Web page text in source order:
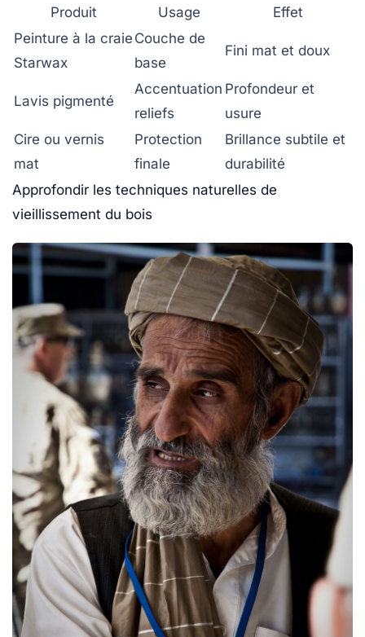
Produit Usage
Effet
Peinture à la craie
Starwax
Couche de
base
Fini mat et doux
Lavis pigmenté
Accentuation
reliefs
Profondeur et
usure
Cire ou vernis
mat
Protection
finale
Brillance subtile et
durabilité
Approfondir les techniques naturelles de
vieillissement du bois